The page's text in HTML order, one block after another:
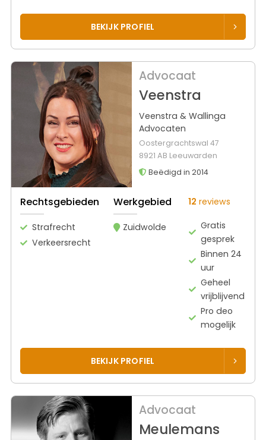
BEKIJK PROFIEL
Advocaat
Veenstra
Veenstra & Wallinga
Advocaten
Oostergrachtswal 47
8921 AB Leeuwarden
Beëdigd in 2014
Rechtsgebieden
Strafrecht
Verkeersrecht
Werkgebied
Zuidwolde
12 reviews
Gratis
gesprek
Binnen 24
uur
Geheel
vrijblijvend
Pro deo
mogelijk
BEKIJK PROFIEL
Advocaat
Meulemans